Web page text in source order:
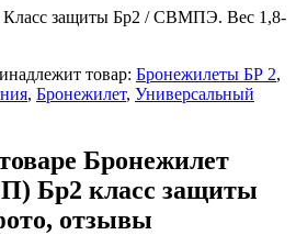
Класс защиты Бр2 / СВМПЭ. Вес 1,8-
товар: Бронежилеты БР 2,
, Бронежилет, Универсальный
Бронежилет
Бр2 класс защиты
отзывы